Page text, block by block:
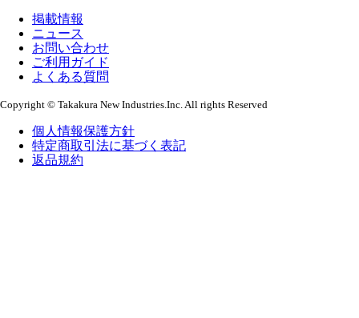
掲載情報
ニュース
お問い合わせ
ご利用ガイド
よくある質問
Copyright © Takakura New Industries.Inc. All rights Reserved
個人情報保護方針
特定商取引法に基づく表記
返品規約